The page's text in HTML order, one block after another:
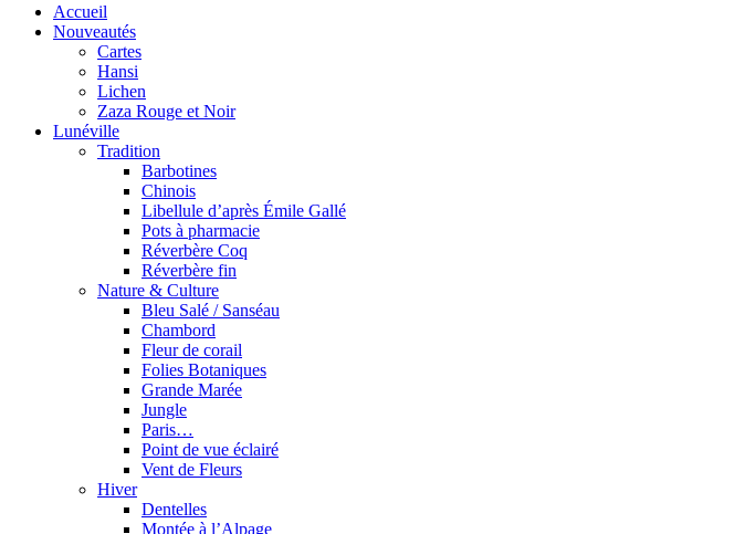
Accueil
Nouveautés
Cartes
Hansi
Lichen
Zaza Rouge et Noir
Lunéville
Tradition
Barbotines
Chinois
Libellule d’après Émile Gallé
Pots à pharmacie
Réverbère Coq
Réverbère fin
Nature & Culture
Bleu Salé / Sanséau
Chambord
Fleur de corail
Folies Botaniques
Grande Marée
Jungle
Paris…
Point de vue éclairé
Vent de Fleurs
Hiver
Dentelles
Montée à l’Alpage